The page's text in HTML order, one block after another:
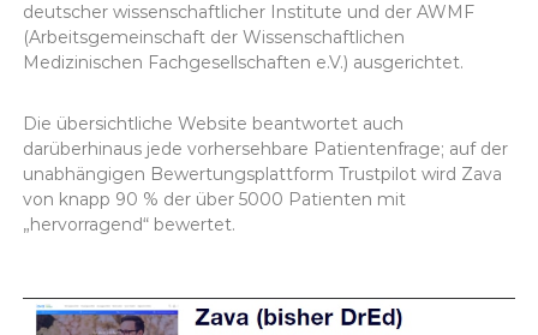
deutscher wissenschaftlicher Institute und der AWMF
(Arbeitsgemeinschaft der Wissenschaftlichen
Medizinischen Fachgesellschaften e.V.) ausgerichtet.
Die übersichtliche Website beantwortet auch
darüberhinaus jede vorhersehbare Patientenfrage; auf der
unabhängigen Bewertungsplattform Trustpilot wird Zava
von knapp 90 % der über 5000 Patienten mit
„hervorragend“ bewertet.